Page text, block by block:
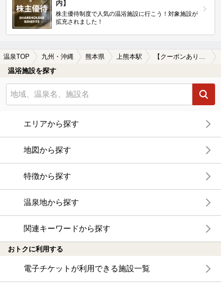
内】
株主優待制度で人気の温浴施設に行こう！対象施設が
拡充されました！
温泉TOP 九州・沖縄 熊本県 上熊本駅 【クーポンあり】冷え性に効能がある上熊本駅近くの温泉、日帰り温泉、スーパー銭湯おすすめ
温浴施設を探す
エリアから探す
地図から探す
特徴から探す
温泉地から探す
関連キーワードから探す
おトクに利用する
電子チケットが利用できる施設一覧